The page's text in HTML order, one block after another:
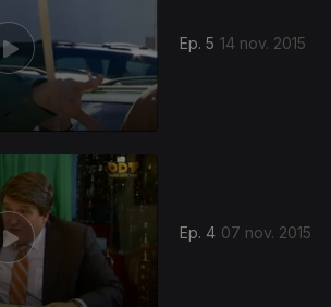
Ep. 5 14 nov. 2015
Ep. 4 07 nov. 2015